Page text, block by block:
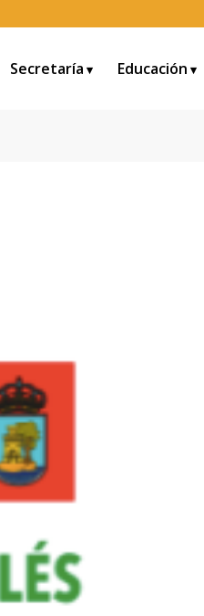
Secretaría Educación